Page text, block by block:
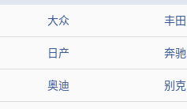
键抓拍，直播、社交分享。......
大众 丰田
日产 奔驰
奥迪 别克